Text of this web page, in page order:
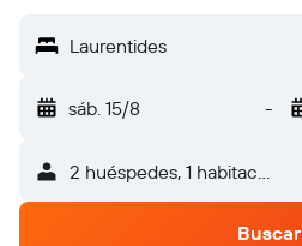
Laurentides
sáb. 15/8 -
2 huéspedes, 1 habitación
Buscar